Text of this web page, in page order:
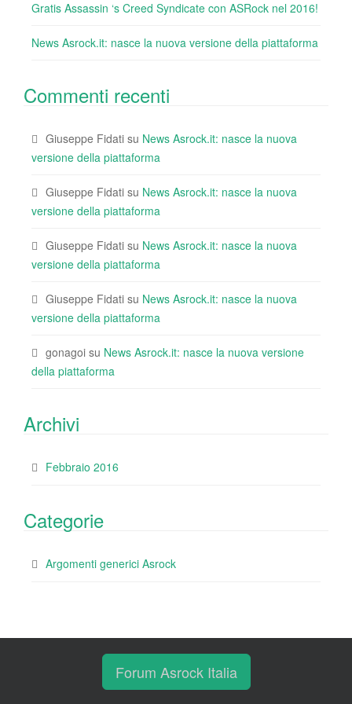
Gratis Assassin ‘s Creed Syndicate con ASRock nel 2016!
News Asrock.it: nasce la nuova versione della piattaforma
Commenti recenti
Giuseppe Fidati su News Asrock.it: nasce la nuova
versione della piattaforma
Giuseppe Fidati su News Asrock.it: nasce la nuova
versione della piattaforma
Giuseppe Fidati su News Asrock.it: nasce la nuova
versione della piattaforma
Giuseppe Fidati su News Asrock.it: nasce la nuova
versione della piattaforma
gonagoi su News Asrock.it: nasce la nuova versione
della piattaforma
Archivi
Febbraio 2016
Categorie
Argomenti generici Asrock
Forum Asrock Italia